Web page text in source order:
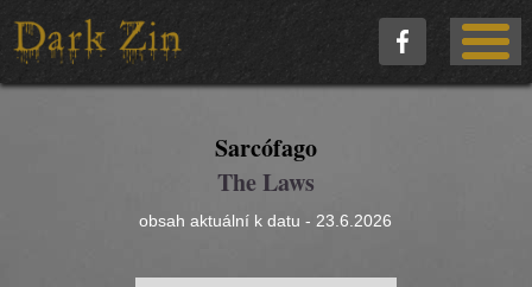
Sarcófago
The Laws
obsah aktuální k datu - 23.6.2026